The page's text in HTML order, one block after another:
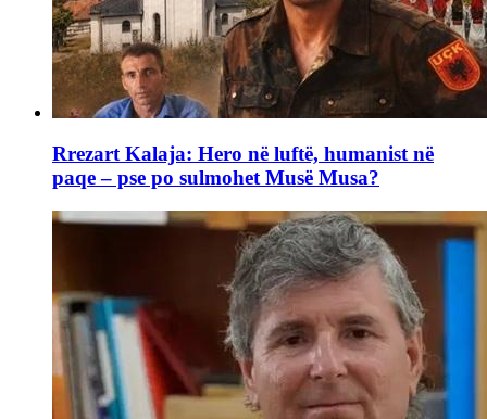
Rrezart Kalaja: Hero në luftë, humanist në
paqe – pse po sulmohet Musë Musa?